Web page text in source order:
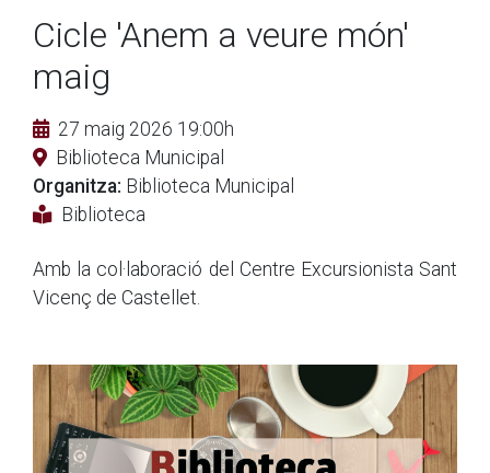
Cicle 'Anem a veure món'
maig
27 maig 2026 19:00h
Biblioteca Municipal
Organitza: Biblioteca Municipal
Biblioteca
Amb la col·laboració del Centre Excursionista Sant
Vicenç de Castellet.